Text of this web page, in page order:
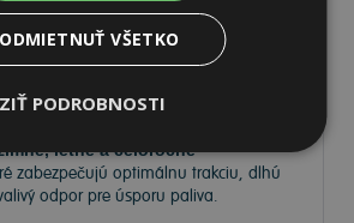
typy vozidiel a jazdných podmienok.
značky Continental
DunlopaNokian.
letné a celoročné
zabezpečujú optimálnu trakciu, dlhú
odpor pre úsporu paliva.
ODMIETNUŤ VŠETKO
PODROBNOSTI